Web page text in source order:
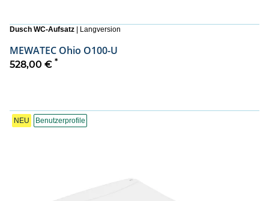
Dusch WC-Aufsatz | Langversion
MEWATEC Ohio O100-U
528,00 € *
NEU Benutzerprofile